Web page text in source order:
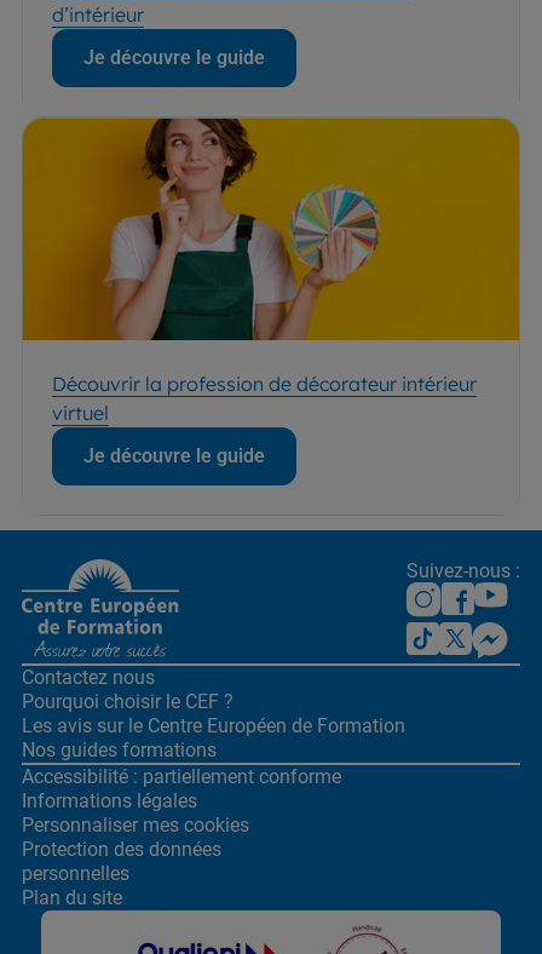
d’intérieur
Je découvre le guide
Découvrir la profession de décorateur intérieur
virtuel
Je découvre le guide
Suivez-nous :
Contactez nous
Pourquoi choisir le CEF ?
Les avis sur le Centre Européen de Formation
Nos guides formations
Accessibilité : partiellement conforme
Informations légales
Personnaliser mes cookies
Protection des données
personnelles
Plan du site